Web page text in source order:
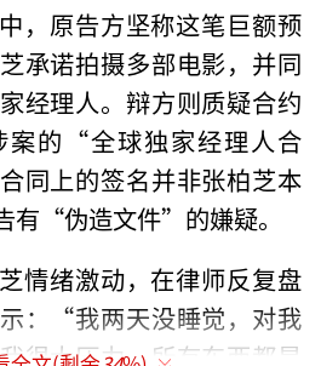
，原告方坚称这笔巨额预
承诺拍摄多部电影，并同
经理人。辩方则质疑合约
案的“全球独家经理人合
同上的签名并非张柏芝本
有“伪造文件”的嫌疑。
情绪激动，在律师反复盘
：“我两天没睡觉，对我
很大压力，所有东西都是